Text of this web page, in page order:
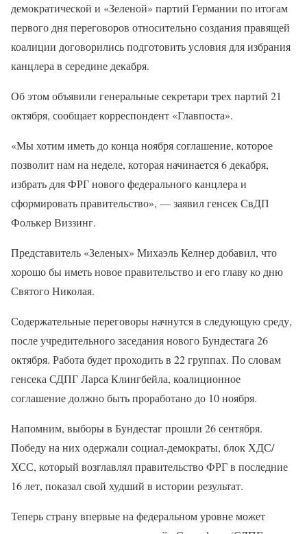
демократической и «Зеленой» партий Германии по итогам
первого дня переговоров относительно создания правящей
коалиции договорились подготовить условия для избрания
канцлера в середине декабря.
Об этом объявили генеральные секретари трех партий 21
октября, сообщает корреспондент «Главпоста».
«Мы хотим иметь до конца ноября соглашение, которое
позволит нам на неделе, которая начинается 6 декабря,
избрать для ФРГ нового федерального канцлера и
сформировать правительство», — заявил генсек СвДП
Фолькер Виззинг.
Представитель «Зеленых» Михаэль Келнер добавил, что
хорошо бы иметь новое правительство и его главу ко дню
Святого Николая.
Содержательные переговоры начнутся в следующую среду,
после учредительного заседания нового Бундестага 26
октября. Работа будет проходить в 22 группах. По словам
генсека СДПГ Ларса Клингбейла, коалиционное
соглашение должно быть проработано до 10 ноября.
Напомним, выборы в Бундестаг прошли 26 сентября.
Победу на них одержали социал-демократы, блок ХДС/
ХСС, который возглавлял правительство ФРГ в последние
16 лет, показал свой худший в истории результат.
Теперь страну впервые на федеральном уровне может